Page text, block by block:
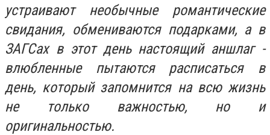
устраивают необычные романтические
свидания, обмениваются подарками, а в
ЗАГСах в этот день настоящий аншлаг -
влюбленные пытаются расписаться в
день, который запомнится на всю жизнь
не только важностью, но и
оригинальностью.